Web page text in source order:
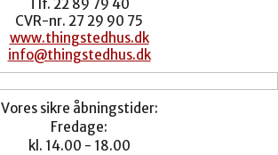
Tlf. 22 89 79 40
CVR-nr. 27 29 90 75
www.thingstedhus.dk
info@thingstedhus.dk
Vores sikre åbningstider:
Fredage:
kl. 14.00 - 18.00